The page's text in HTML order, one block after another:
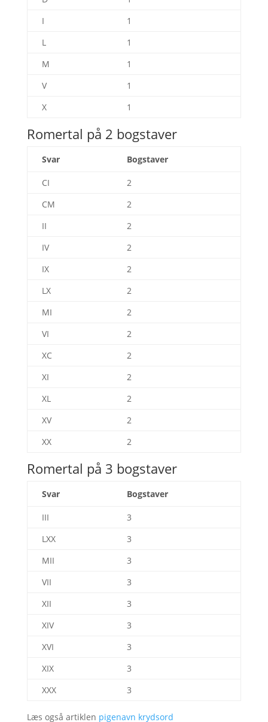
I
1
L
1
M
1
V
1
X
1
Romertal på 2 bogstaver
Svar Bogstaver
CI
2
CM
2
II
2
IV
2
IX
2
LX
2
MI
2
VI
2
XC
2
XI
2
XL
2
XV
2
XX
2
Romertal på 3 bogstaver
Svar Bogstaver
III
3
LXX
3
MII
3
VII
3
XII
3
XIV
3
XVI
3
XIX
3
XXX
3
Læs også artiklen pigenavn krydsord